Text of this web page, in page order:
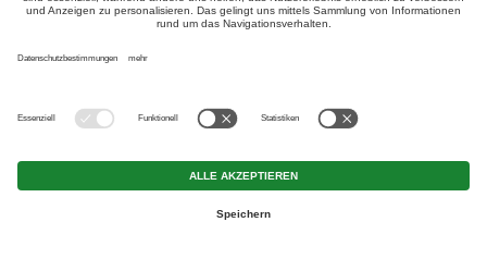
Wetter & Webcam
Karte